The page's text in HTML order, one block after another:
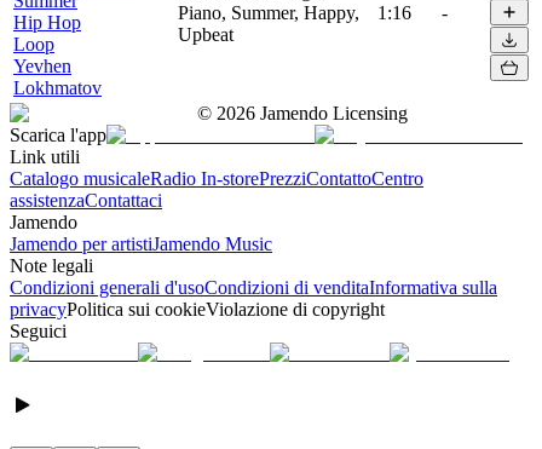
Hip Hop
Loop
Yevhen
Lokhmatov
Piano, Summer, Happy,
Upbeat
1:16 -
© 2026 Jamendo Licensing
Scarica l'app
Link utili
Catalogo musicaleRadio In-storePrezziContattoCentro
assistenzaContattaci
Jamendo
Jamendo per artistiJamendo Music
Note legali
Condizioni generali d'usoCondizioni di venditaInformativa sulla
privacyPolitica sui cookieViolazione di copyright
Seguici